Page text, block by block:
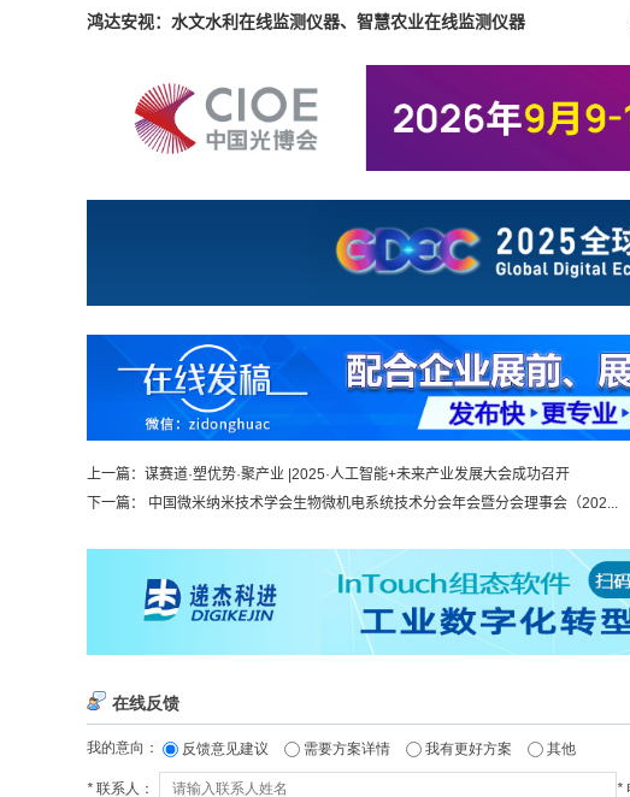
鸿达安视：水文水利在线监测仪器、智慧农业在线监测仪器
上一篇： 谋赛道·塑优势·聚产业 |2025·人工智能+未来产业发展大会成功召开
下一篇： 中国微米纳米技术学会生物微机电系统技术分会年会暨分会理事会（202...